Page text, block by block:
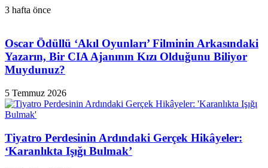
3 hafta önce
Oscar Ödüllü ‘Akıl Oyunları’ Filminin Arkasındaki
Yazarın, Bir CIA Ajanının Kızı Olduğunu Biliyor
Muydunuz?
5 Temmuz 2026
Tiyatro Perdesinin Ardındaki Gerçek Hikâyeler:
‘Karanlıkta Işığı Bulmak’